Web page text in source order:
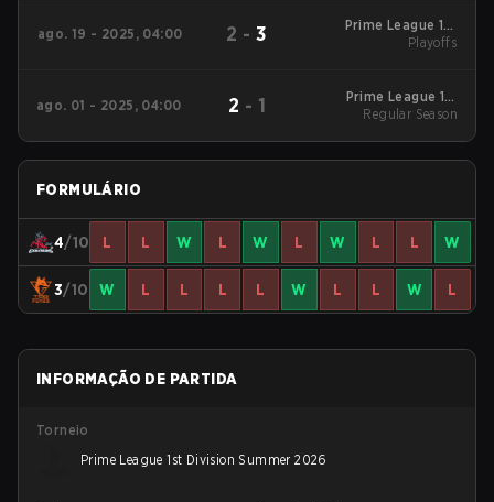
ago. 19 - 2025, 04:00 2 -3
Prime League 1st
Division Season Finals
Playoffs
ago. 01 - 2025, 04:00 2 - 1
Prime League 1st
Division Summer 2025
Regular Season
FORMULÁRIO
4/10 L L W L W L W L L W
3/10 W L L L L W L L W L
INFORMAÇÃO DE PARTIDA
Torneio
Prime League 1st Division Summer 2026